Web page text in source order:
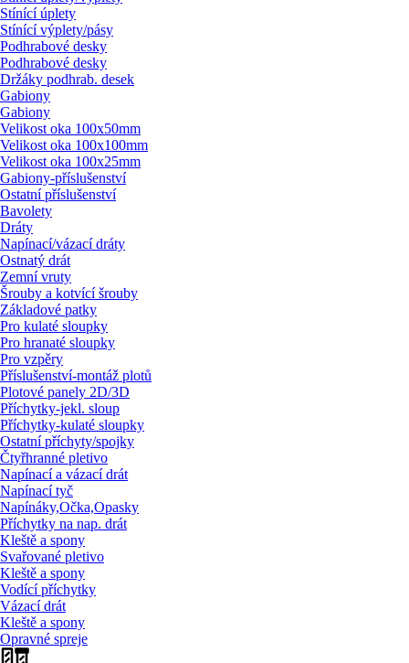
Stínící úplety
Stínící výplety/pásy
Podhrabové desky
Podhrabové desky
Držáky podhrab. desek
Gabiony
Gabiony
Velikost oka 100x50mm
Velikost oka 100x100mm
Velikost oka 100x25mm
Gabiony-příslušenství
Ostatní příslušenství
Bavolety
Dráty
Napínací/vázací dráty
Ostnatý drát
Zemní vruty
Šrouby a kotvící šrouby
Základové patky
Pro kulaté sloupky
Pro hranaté sloupky
Pro vzpěry
Příslušenství-montáž plotů
Plotové panely 2D/3D
Příchytky-jekl. sloup
Příchytky-kulaté sloupky
Ostatní příchyty/spojky
Čtyřhranné pletivo
Napínací a vázací drát
Napínací tyč
Napínáky,Očka,Opasky
Příchytky na nap. drát
Kleště a spony
Svařované pletivo
Kleště a spony
Vodící příchytky
Vázací drát
Kleště a spony
Opravné spreje